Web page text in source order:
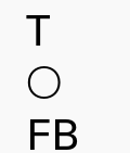
T
○
FB